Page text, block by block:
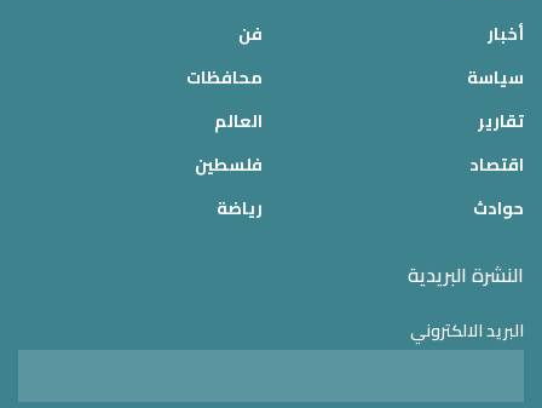
أخبار
سياسة
تقارير
اقتصاد
حوادث
فن
محافظات
العالم
فلسطين
رياضة
النشرة البريدية
البريد الالكتروني